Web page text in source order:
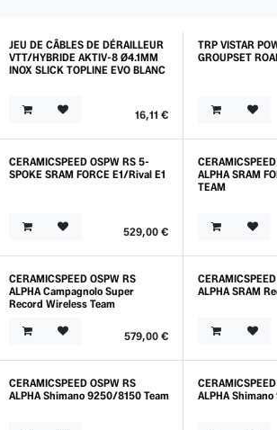
Outlet
JEU DE CÂBLES DE DÉRAILLEUR
VTT/HYBRIDE AKTIV-8 Ø4.1MM
INOX SLICK TOPLINE EVO BLANC
16,11 €
TRP VISTAR
GROUPSET
CERAMICSPEED OSPW RS 5-
SPOKE SRAM FORCE E1/Rival E1
529,00 €
ALPHA SRAM
TEAM
CERAMICSPEED OSPW RS
ALPHA Campagnolo Super
Record Wireless Team
579,00 €
ALPHA SRAM
CERAMICSPEED OSPW RS
ALPHA Shimano 9250/8150 Team
ALPHA